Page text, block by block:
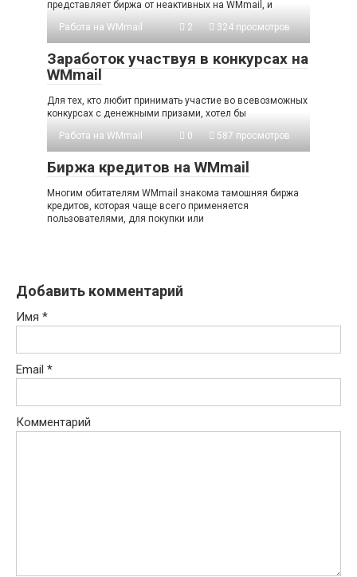
представляет биржа от неактивных на WMmail, и
Работа на WMmail
2 324 просмотров
Заработок участвуя в конкурсах на
WMmail
Для тех, кто любит принимать участие во всевозможных
конкурсах с денежными призами, хотел бы
Работа на WMmail
0 587 просмотров
Биржа кредитов на WMmail
Многим обитателям WMmail знакома тамошняя биржа
кредитов, которая чаще всего применяется
пользователями, для покупки или
Добавить комментарий
Имя *
Email *
Комментарий